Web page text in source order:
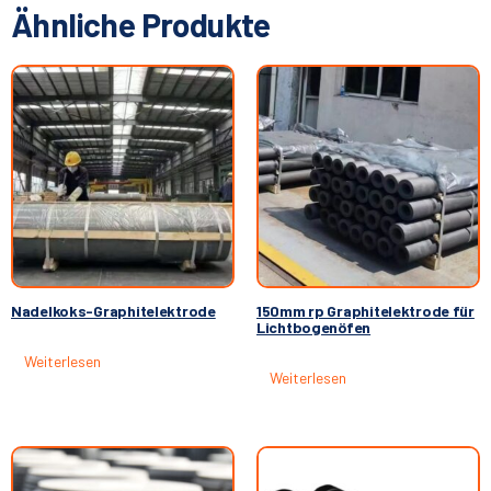
Ähnliche Produkte
Nadelkoks-Graphitelektrode
Weiterlesen
150mm rp Graphitelektrode für
Lichtbogenöfen
Weiterlesen